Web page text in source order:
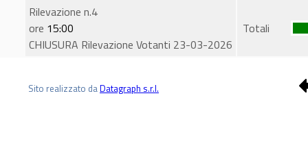
Rilevazione n.4
ore 15:00
CHIUSURA Rilevazione Votanti 23-03-2026
Totali
Sito realizzato daDatagraph s.r.l.